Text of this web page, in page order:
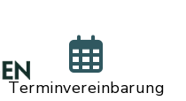
Terminvereinbarung